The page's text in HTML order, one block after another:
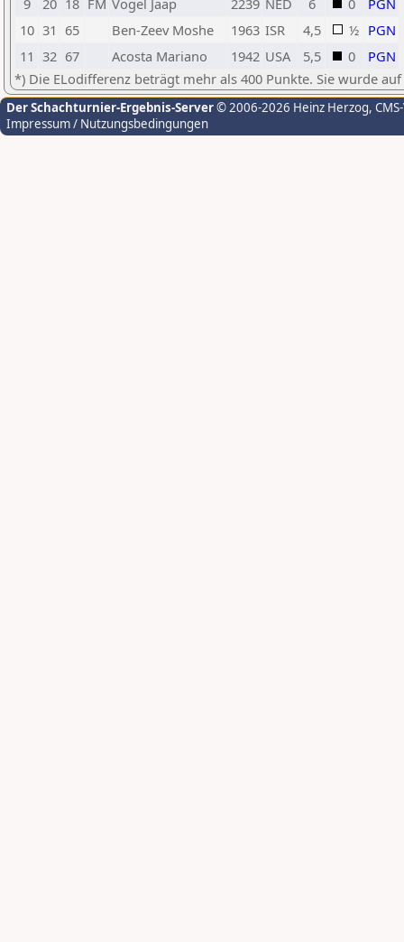
9
20 18 FM Vogel Jaap 2239 NED 6 0
PGN
10 31 65 Ben-Zeev Moshe 1963 ISR 4,5 ½ PGN
11 32 67 Acosta Mariano 1942 USA 5,5 0
PGN
*) Die ELodifferenz beträgt mehr als 400 Punkte. Sie wurde
Der Schachturnier-Ergebnis-Server© 2006-2026 Heinz Herzog,
Impressum / Nutzungsbedingungen